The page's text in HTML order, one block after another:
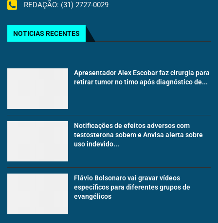
REDAÇÃO: (31) 2727-0029
NOTICIAS RECENTES
Apresentador Alex Escobar faz cirurgia para
retirar tumor no timo após diagnóstico de...
Notificações de efeitos adversos com
testosterona sobem e Anvisa alerta sobre
uso indevido...
Flávio Bolsonaro vai gravar vídeos
específicos para diferentes grupos de
evangélicos